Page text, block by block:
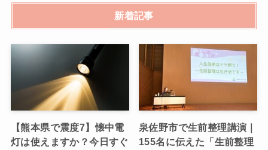
新着記事
【熊本県で震度7】懐中電
灯は使えますか？今日すぐ
泉佐野市で生前整理講演｜
155名に伝えた「生前整理